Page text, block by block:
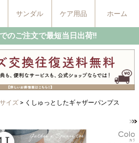
サンダル ケア用品 ホーム
のご注文で最短当日出荷!!
イズ > くしゅっとしたギャザーパンプス